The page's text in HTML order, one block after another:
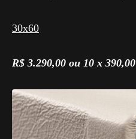
30x60
R$ 3.290,00 ou 10 x 390,00